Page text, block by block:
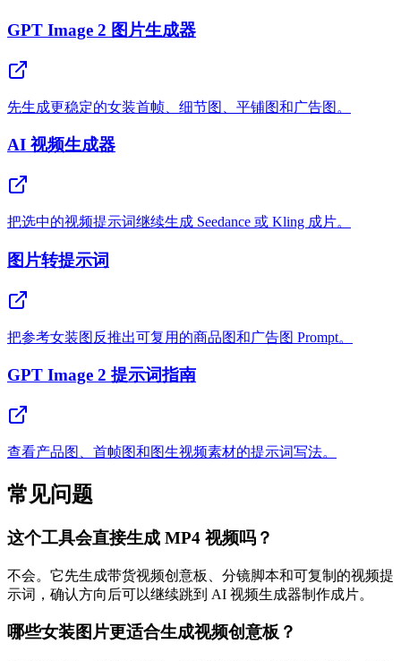
GPT Image 2 图片生成器
先生成更稳定的女装首帧、细节图、平铺图和广告图。
AI 视频生成器
把选中的视频提示词继续生成 Seedance 或 Kling 成片。
图片转提示词
把参考女装图反推出可复用的商品图和广告图 Prompt。
GPT Image 2 提示词指南
查看产品图、首帧图和图生视频素材的提示词写法。
常见问题
这个工具会直接生成 MP4 视频吗？
不会。它先生成带货视频创意板、分镜脚本和可复制的视频提
示词，确认方向后可以继续跳到 AI 视频生成器制作成片。
哪些女装图片更适合生成视频创意板？